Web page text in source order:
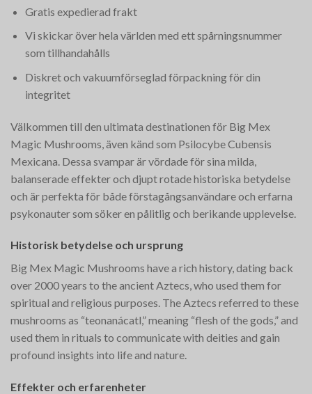
Gratis expedierad frakt
Vi skickar över hela världen med ett spårningsnummer
som tillhandahålls
Diskret och vakuumförseglad förpackning för din
integritet
Välkommen till den ultimata destinationen för Big Mex
Magic Mushrooms, även känd som Psilocybe Cubensis
Mexicana. Dessa svampar är vördade för sina milda,
balanserade effekter och djupt rotade historiska betydelse
och är perfekta för både förstagångsanvändare och erfarna
psykonauter som söker en pålitlig och berikande upplevelse.
Historisk betydelse och ursprung
Big Mex Magic Mushrooms have a rich history, dating back
over 2000 years to the ancient Aztecs, who used them for
spiritual and religious purposes. The Aztecs referred to these
mushrooms as “teonanácatl,” meaning “flesh of the gods,” and
used them in rituals to communicate with deities and gain
profound insights into life and nature​.
Effekter och erfarenheter